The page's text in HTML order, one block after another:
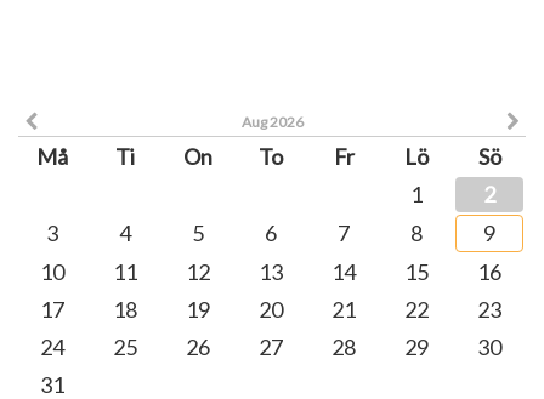
Aug 2026
Må Ti On To Fr Lö
Sö
1
2
3
4 5 6 7 8
9
10
11 12 13 14 15
16
17
18 19 20 21 22
23
24
25 26 27 28 29
30
31